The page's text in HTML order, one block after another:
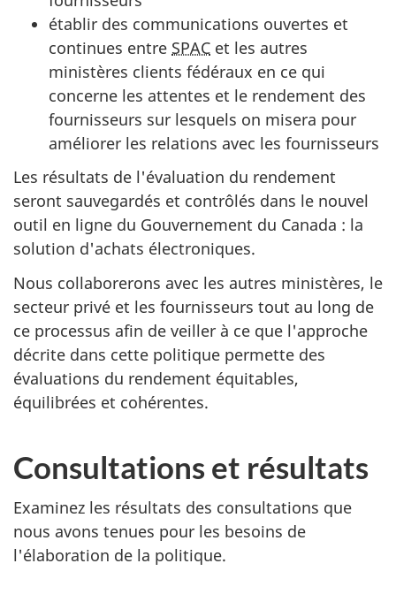
établir des communications ouvertes et
continues entre SPAC et les autres
ministères clients fédéraux en ce qui
concerne les attentes et le rendement des
fournisseurs sur lesquels on misera pour
améliorer les relations avec les fournisseurs
Les résultats de l'évaluation du rendement
seront sauvegardés et contrôlés dans le nouvel
outil en ligne du Gouvernement du Canada : la
solution d'achats électroniques.
Nous collaborerons avec les autres ministères, le
secteur privé et les fournisseurs tout au long de
ce processus afin de veiller à ce que l'approche
décrite dans cette politique permette des
évaluations du rendement équitables,
équilibrées et cohérentes.
Consultations et résultats
Examinez les résultats des consultations que
nous avons tenues pour les besoins de
l'élaboration de la politique.